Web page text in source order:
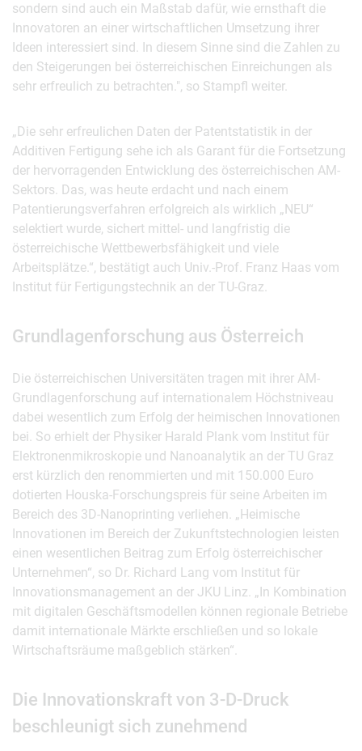
sondern sind auch ein Maßstab dafür, wie ernsthaft die
Innovatoren an einer wirtschaftlichen Umsetzung ihrer
Ideen interessiert sind. In diesem Sinne sind die Zahlen zu
den Steigerungen bei österreichischen Einreichungen als
sehr erfreulich zu betrachten.", so Stampfl weiter.
„Die sehr erfreulichen Daten der Patentstatistik in der
Additiven Fertigung sehe ich als Garant für die Fortsetzung
der hervorragenden Entwicklung des österreichischen AM-
Sektors. Das, was heute erdacht und nach einem
Patentierungsverfahren erfolgreich als wirklich „NEU“
selektiert wurde, sichert mittel- und langfristig die
österreichische Wettbewerbsfähigkeit und viele
Arbeitsplätze.“, bestätigt auch Univ.-Prof. Franz Haas vom
Institut für Fertigungstechnik an der TU-Graz.
Grundlagenforschung aus Österreich
Die österreichischen Universitäten tragen mit ihrer AM-
Grundlagenforschung auf internationalem Höchstniveau
dabei wesentlich zum Erfolg der heimischen Innovationen
bei. So erhielt der Physiker Harald Plank vom Institut für
Elektronenmikroskopie und Nanoanalytik an der TU Graz
erst kürzlich den renommierten und mit 150.000 Euro
dotierten Houska-Forschungspreis für seine Arbeiten im
Bereich des 3D-Nanoprinting verliehen. „Heimische
Innovationen im Bereich der Zukunftstechnologien leisten
einen wesentlichen Beitrag zum Erfolg österreichischer
Unternehmen“, so Dr. Richard Lang vom Institut für
Innovationsmanagement an der JKU Linz. „In Kombination
mit digitalen Geschäftsmodellen können regionale Betriebe
damit internationale Märkte erschließen und so lokale
Wirtschaftsräume maßgeblich stärken“.
Die Innovationskraft von 3-D-Druck
beschleunigt sich zunehmend